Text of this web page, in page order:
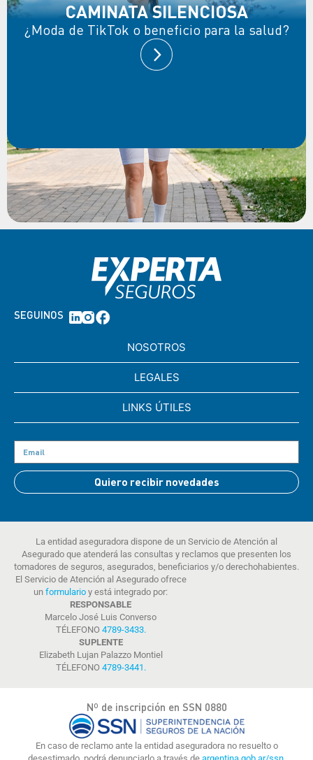
CAMINATA SILENCIOSA
¿Moda de TikTok o beneficio para la salud?
SEGUINOS
NOSOTROS
LEGALES
LINKS ÚTILES
Quiero recibir novedades
La entidad aseguradora dispone de un Servicio de Atención al
Asegurado que atenderá las consultas y reclamos que presenten los
tomadores de seguros, asegurados, beneficiarios y/o derechohabientes.
El Servicio de Atención al Asegurado ofrece
un formulario y está integrado por:
RESPONSABLE
Marcelo José Luis Converso
TÉLEFONO 4789-3433.
SUPLENTE
Elizabeth Lujan Palazzo Montiel
TÉLEFONO 4789-3441 .
Nº de inscripción en SSN 0880
En caso de reclamo ante la entidad aseguradora no resuelto o